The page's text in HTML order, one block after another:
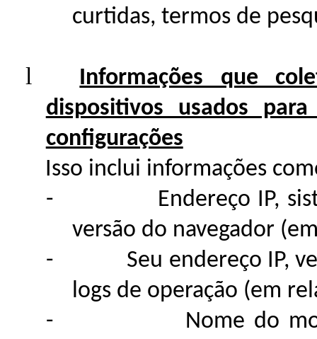
curtidas, termos de
l
Informações que
dispositivos usados
configurações
Isso inclui informações
-
Endereço IP,
versão do navegador
-
Seu endereço IP,
logs de operação (em
-
Nome do